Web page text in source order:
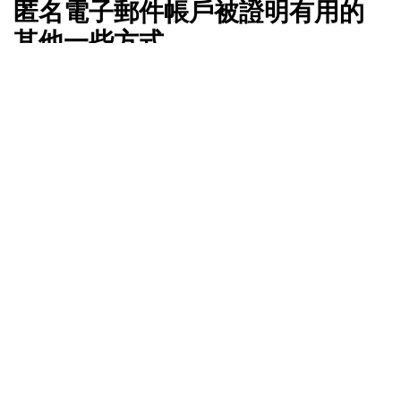
匿名電子郵件帳戶被證明有用的
其他一些方式